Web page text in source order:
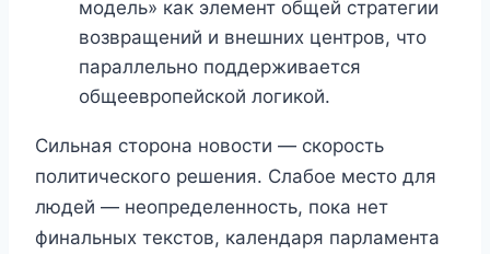
модель» как элемент общей стратегии
возвращений и внешних центров, что
параллельно поддерживается
общеевропейской логикой.
Сильная сторона новости — скорость
политического решения. Слабое место для
людей — неопределенность, пока нет
финальных текстов, календаря парламента